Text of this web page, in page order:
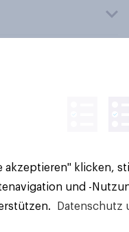
vorbehalten.
akzeptieren" klicken,
und -
Datenschutz